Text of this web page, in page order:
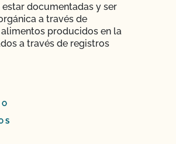
documentadas y ser
a través de
producidos en la
a través de registros